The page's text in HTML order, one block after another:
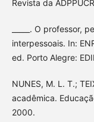
Revista da
_____. O professor,
interpessoais. In:
ed. Porto Alegre:
NUNES, M. L. T.;
acadêmica.
2000.